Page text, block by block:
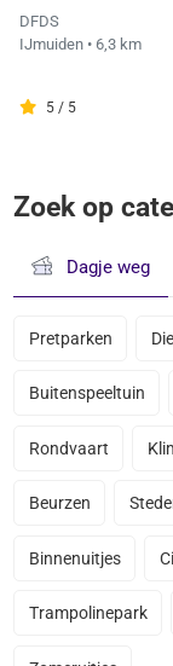
DFDS
IJmuiden • 6,3 km
5 / 5
Zoek op
Dagje weg
Pretparken
Buitenspeeltuin
Rondvaart
Beurzen
Binnenuitjes
Trampolinepark